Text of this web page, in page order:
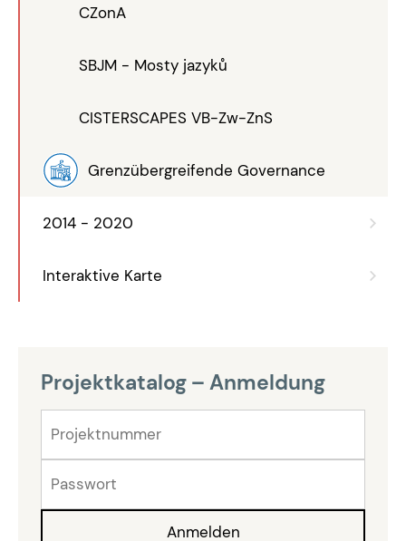
CZonA
SBJM - Mosty jazyků
CISTERSCAPES VB-Zw-ZnS
Grenzübergreifende Governance
2014 - 2020
Interaktive Karte
Projektkatalog – Anmeldung